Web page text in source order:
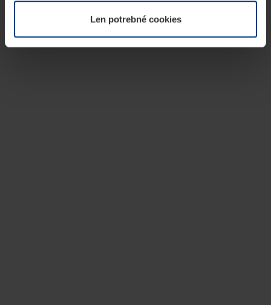
našej webovej stránky.Len potrebné cookies